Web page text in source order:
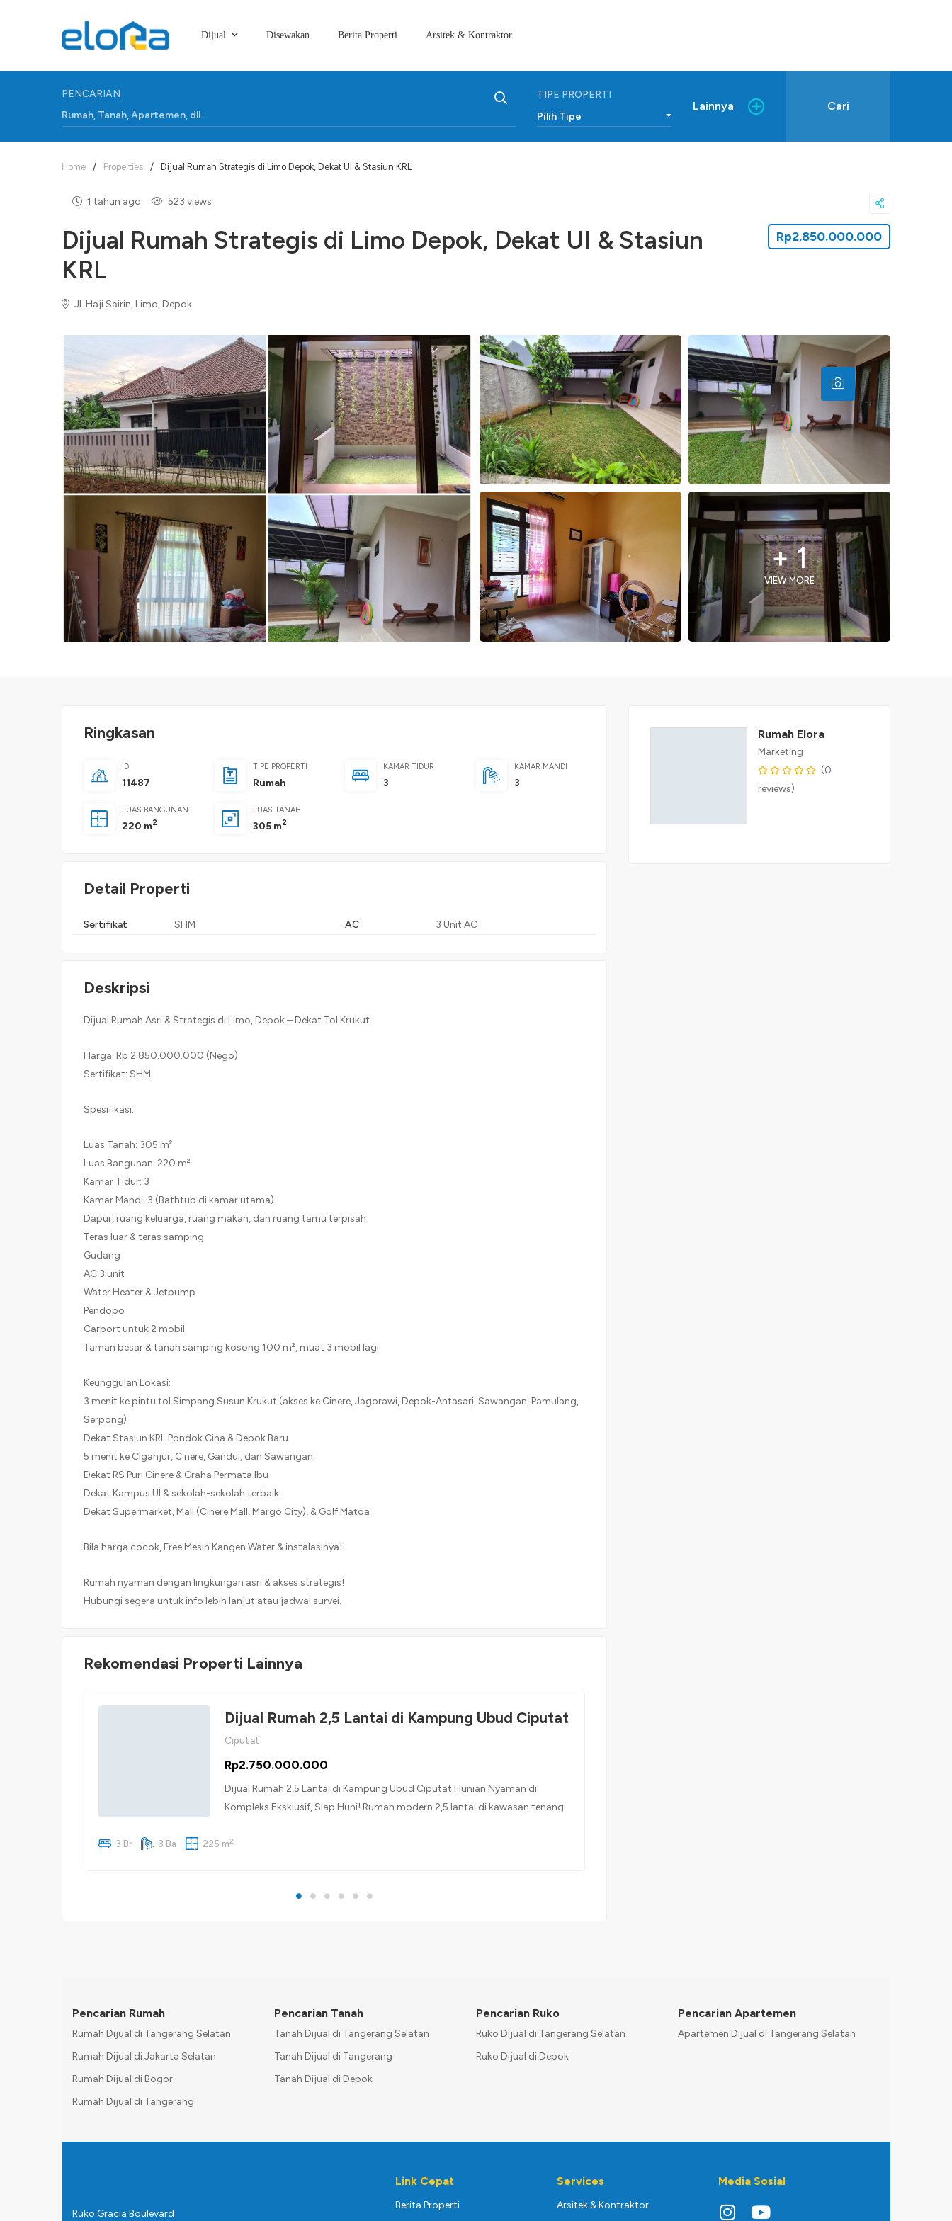
Dijual Disewakan Berita Properti Arsitek & Kontraktor
PENCARIAN
TIPE PROPERTI
Pilih Tipe
Lainnya Cari
Home / Properties / Dijual Rumah Strategis di Limo Depok, Dekat UI & Stasiun KRL
1 tahun ago 523 views
Dijual Rumah Strategis di Limo Depok, Dekat UI & Stasiun
KRL
Jl. Haji Sairin, Limo, Depok
Rp2.850.000.000
+ 1
VIEW MORE
Ringkasan
ID
11487
TIPE PROPERTI
Rumah
KAMAR TIDUR
3
KAMAR MANDI
3
LUAS BANGUNAN
220 m2
LUAS TANAH
305 m2
Detail Properti
Sertifikat SHM AC 3 Unit AC
Deskripsi
Dijual Rumah Asri & Strategis di Limo, Depok – Dekat Tol Krukut
Harga: Rp 2.850.000.000 (Nego)
Sertifikat: SHM
Spesifikasi:
Luas Tanah: 305 m²
Luas Bangunan: 220 m²
Kamar Tidur: 3
Kamar Mandi: 3 (Bathtub di kamar utama)
Dapur, ruang keluarga, ruang makan, dan ruang tamu terpisah
Teras luar & teras samping
Gudang
AC 3 unit
Water Heater & Jetpump
Pendopo
Carport untuk 2 mobil
Taman besar & tanah samping kosong 100 m², muat 3 mobil lagi
Keunggulan Lokasi:
3 menit ke pintu tol Simpang Susun Krukut (akses ke Cinere, Jagorawi, Depok-Antasari, Sawangan, Pamulang,
Serpong)
Dekat Stasiun KRL Pondok Cina & Depok Baru
5 menit ke Ciganjur, Cinere, Gandul, dan Sawangan
Dekat RS Puri Cinere & Graha Permata Ibu
Dekat Kampus UI & sekolah-sekolah terbaik
Dekat Supermarket, Mall (Cinere Mall, Margo City), & Golf Matoa
Bila harga cocok, Free Mesin Kangen Water & instalasinya!
Rumah nyaman dengan lingkungan asri & akses strategis!
Hubungi segera untuk info lebih lanjut atau jadwal survei.
Rekomendasi Properti Lainnya
Dijual Rumah 2,5 Lantai di Kampung Ubud Ciputat
Ciputat
Rp2.750.000.000
Dijual Rumah 2,5 Lantai di Kampung Ubud Ciputat Hunian Nyaman di
Kompleks Eksklusif, Siap Huni! Rumah modern 2,5 lantai di kawasan tenang
keluarga, dengan fasilitas kompleks lengkap dan sistem keamanan terjaga.
3 Br 3 Ba 225 m2
Rumah Elora
Marketing
(0
reviews)
Pencarian Rumah
Rumah Dijual di Tangerang Selatan
Rumah Dijual di Jakarta Selatan
Rumah Dijual di Bogor
Rumah Dijual di Tangerang
Pencarian Tanah
Tanah Dijual di Tangerang Selatan
Tanah Dijual di Tangerang
Tanah Dijual di Depok
Pencarian Ruko
Ruko Dijual di Tangerang Selatan
Ruko Dijual di Depok
Pencarian Apartemen
Apartemen Dijual di Tangerang Selatan
Ruko Gracia Boulevard
Link Cepat
Berita Properti
Services
Arsitek & Kontraktor
Media Sosial